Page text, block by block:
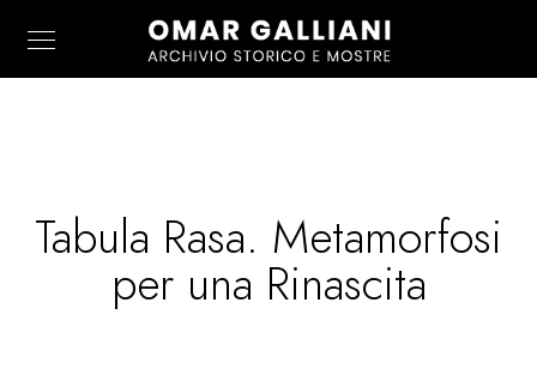
Tabula Rasa. Metamorfosi
per una Rinascita